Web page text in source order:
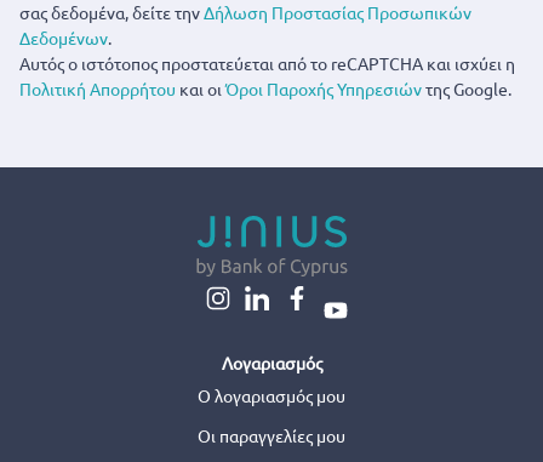
σας δεδομένα, δείτε τηνΔήλωση Προστασίας Προσωπικών
Δεδομένων.
Αυτός ο ιστότοπος προστατεύεται από το reCAPTCHA και ισχύει η
Πολιτική Απορρήτου και οιΌροι Παροχής Υπηρεσιώντης Google.
Λογαριασμός
Ο λογαριασμός μου
Οι παραγγελίες μου